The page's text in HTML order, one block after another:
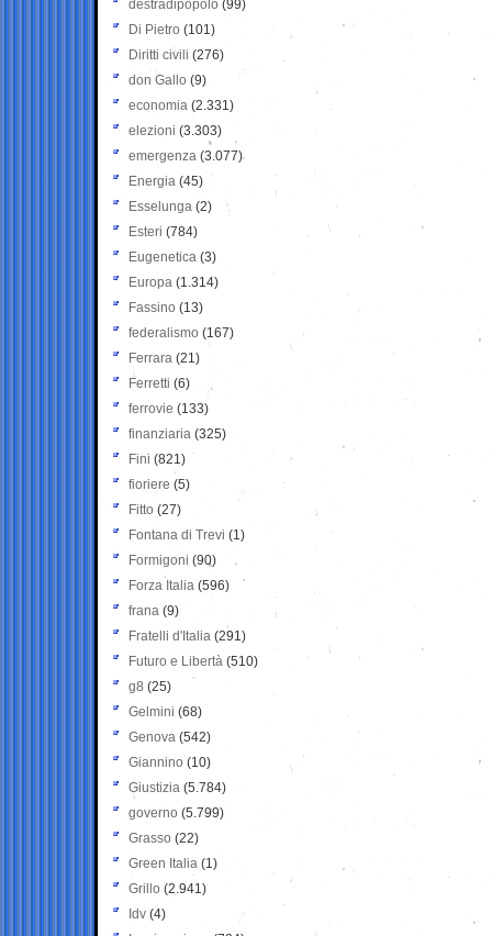
destradipopolo (99)
Di Pietro (101)
Diritti civili (276)
don Gallo (9)
economia (2.331)
elezioni (3.303)
emergenza (3.077)
Energia (45)
Esselunga (2)
Esteri (784)
Eugenetica (3)
Europa (1.314)
Fassino (13)
federalismo (167)
Ferrara (21)
Ferretti (6)
ferrovie (133)
finanziaria (325)
Fini (821)
fioriere (5)
Fitto (27)
Fontana di Trevi (1)
Formigoni (90)
Forza Italia (596)
frana (9)
Fratelli d'Italia (291)
Futuro e Libertà (510)
g8 (25)
Gelmini (68)
Genova (542)
Giannino (10)
Giustizia (5.784)
governo (5.799)
Grasso (22)
Green Italia (1)
Grillo (2.941)
Idv (4)